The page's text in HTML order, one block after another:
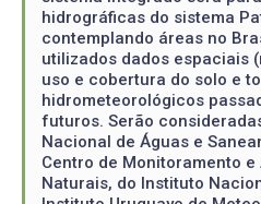
hidrográficas do sistema
contemplando áreas no
utilizados dados espaciais
uso e cobertura do solo e
hidrometeorológicos
futuros. Serão
Nacional de Águas e
Centro de Monitoramento
Naturais, do Instituto